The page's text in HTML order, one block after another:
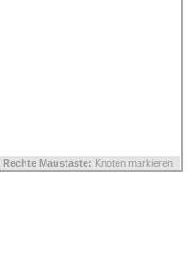
Rechte Maustaste: Knoten markieren